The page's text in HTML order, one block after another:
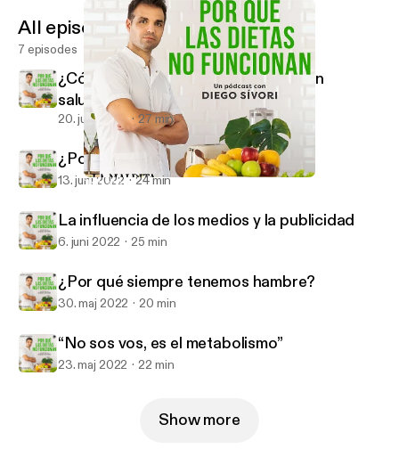
“No sos vos, es el metabolismo”
All episodes
7 episodes
¿Cómo hacer un plan de alimentación
saludable?
20. juni 2022 27 min
¿Por qué engorda? Es light
13. juni 2022 24 min
La influencia de los medios y la publicidad
6. juni 2022 25 min
¿Por qué siempre tenemos hambre?
30. maj 2022 20 min
“No sos vos, es el metabolismo”
23. maj 2022 22 min
Show more